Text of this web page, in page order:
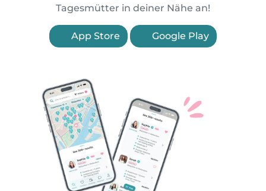
Tagesmütter in deiner Nähe an!
App Store Google Play